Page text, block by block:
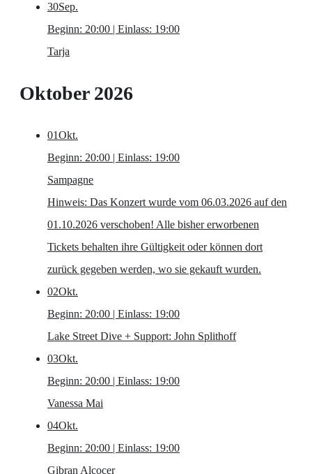
30Sep.
Beginn: 20:00 | Einlass: 19:00
Tarja
Oktober 2026
01Okt.
Beginn: 20:00 | Einlass: 19:00
Sampagne
Hinweis: Das Konzert wurde vom 06.03.2026 auf den
01.10.2026 verschoben! Alle bisher erworbenen
Tickets behalten ihre Gültigkeit oder können dort
zurück gegeben werden, wo sie gekauft wurden.
02Okt.
Beginn: 20:00 | Einlass: 19:00
Lake Street Dive + Support: John Splithoff
03Okt.
Beginn: 20:00 | Einlass: 19:00
Vanessa Mai
04Okt.
Beginn: 20:00 | Einlass: 19:00
Gibran Alcocer